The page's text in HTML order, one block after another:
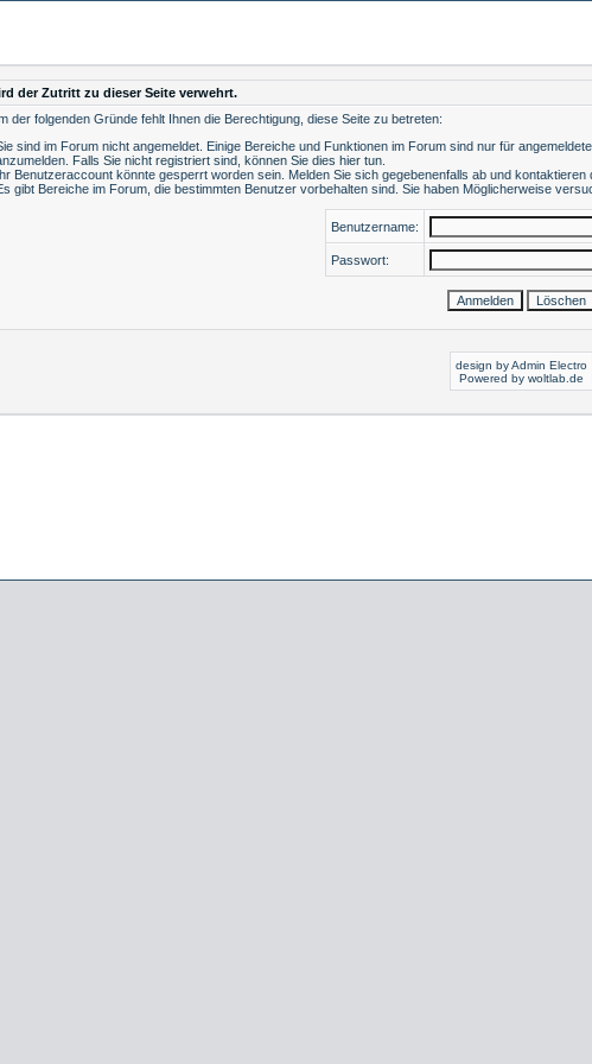
der Zutritt zu dieser Seite verwehrt.
der folgenden Gründe fehlt Ihnen die Berechtigung, diese Seite zu betreten:
sind im Forum nicht angemeldet. Einige Bereiche und Funktionen im Forum sind nur für
Falls Sie nicht registriert sind, können Sie dies hier tun
Benutzeraccount könnte gesperrt worden sein. Melden Sie sich gegebenenfalls ab und kontaktieren
gibt Bereiche im Forum, die bestimmten Benutzer vorbehalten sind. Sie haben Möglicherweise
Benutzername:
Passwort:
design by Admin Electro
Powered by woltlab.de